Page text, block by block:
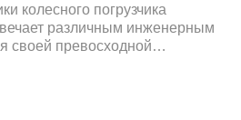
колесного погрузчика
различным инженерным
своей превосходной